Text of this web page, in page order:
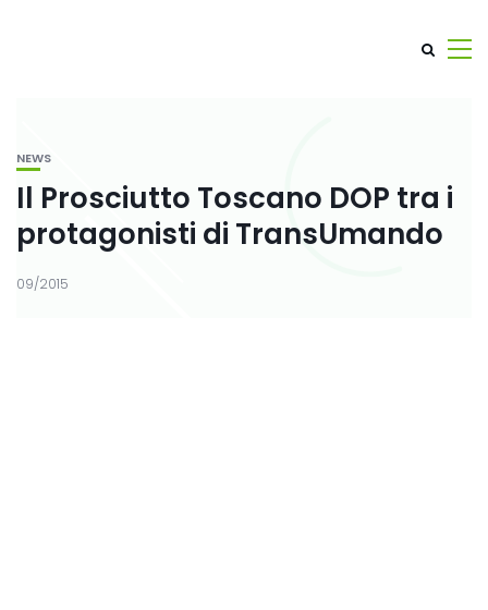
NEWS
Il Prosciutto Toscano DOP tra i
protagonisti di TransUmando
09/2015